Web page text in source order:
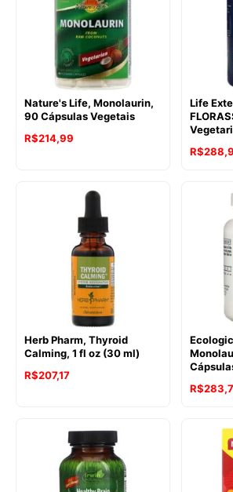
Nature's Life, Monolaurin,
90 Cápsulas Vegetais
R$214,99
Life
R$
Herb Pharm, Thyroid
Calming, 1 fl oz (30 ml)
R$207,17
R$